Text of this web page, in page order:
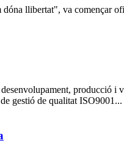
llibertat", va començar
producció i
gestió de qualitat ISO9001...